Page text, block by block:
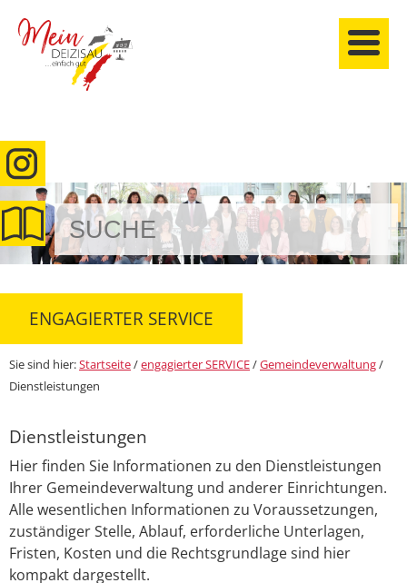
anmelden
ENGAGIERTER SERVICE
Sie sind hier:Startseite/engagierter SERVICE/Gemeindeverwaltung/
Dienstleistungen
Dienstleistungen
Hier finden Sie Informationen zu den Dienstleistungen
Ihrer Gemeindeverwaltung und anderer Einrichtungen.
Alle wesentlichen Informationen zu Voraussetzungen,
zuständiger Stelle, Ablauf, erforderliche Unterlagen,
Fristen, Kosten und die Rechtsgrundlage sind hier
kompakt dargestellt.